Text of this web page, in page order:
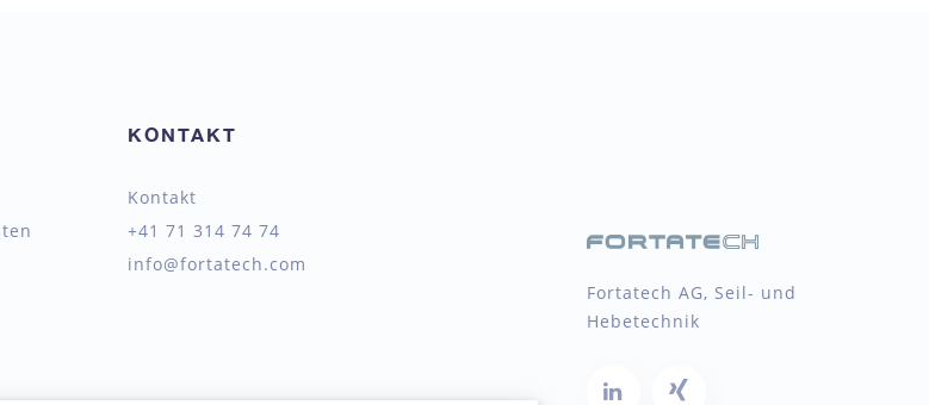
KONTAKT
Kontakt
+41 71 314 74 74
info@fortatech.com
Fortatech AG, Seil- und
Hebetechnik